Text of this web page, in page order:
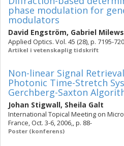
phase modulation for
modulators
David Engström, Gabriel
Applied Optics. Vol. 45 (28), p. 7195-
Artikel i vetenskaplig tidskrift
Non-linear Signal
Photonic Time-Stretch
Gerchberg-Saxton
Johan Stigwall, Sheila Galt
International Topical Meeting on
France, Oct. 3-6, 2006,, p. 88-
Poster (konferens)